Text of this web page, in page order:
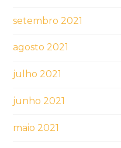
setembro 2021
agosto 2021
julho 2021
junho 2021
maio 2021